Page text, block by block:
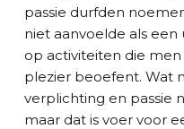
passie durfden
niet aanvoelde als
op activiteiten die
plezier beoefent. Wat
verplichting en passie
maar dat is voer voor